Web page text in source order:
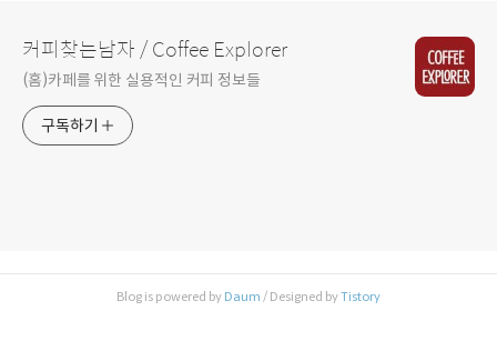
커피찾는남자 / Coffee Explorer
(홈)카페를 위한 실용적인 커피 정보들
구독하기
Blog is powered by Daum / Designed byTistory